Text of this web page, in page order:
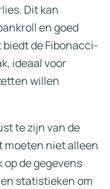
Dit kan
en goed
biedt de Fibonacci-
ideaal voor
willen
te zijn van de
moeten niet alleen
op de gegevens
en statistieken om